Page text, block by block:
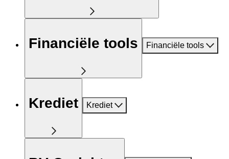
Financiële tools Financiële tools
Krediet Krediet